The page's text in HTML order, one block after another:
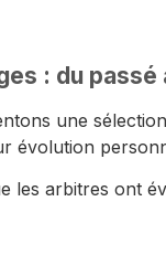
: du passé
une
évolution
les arbitres ont